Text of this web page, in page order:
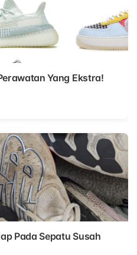
Yang Ekstra!
Pada Sepatu Susah